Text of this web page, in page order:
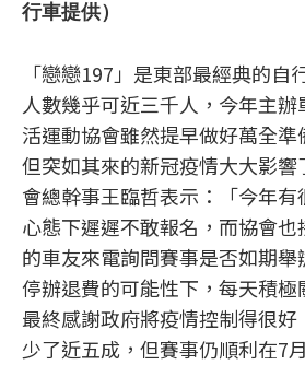
行車提供）
「戀戀197」是東部最經典的自
人數幾乎可近三千人，今年主
活運動協會雖然提早做好萬全準
但突如其來的新冠疫情大大影
會總幹事王臨哲表示：「今年
心態下遲遲不敢報名，而協會也
的車友來電詢問賽事是否如期
停辦退費的可能性下，每天積極
最終感謝政府將疫情控制得很
少了近五成，但賽事仍順利在7